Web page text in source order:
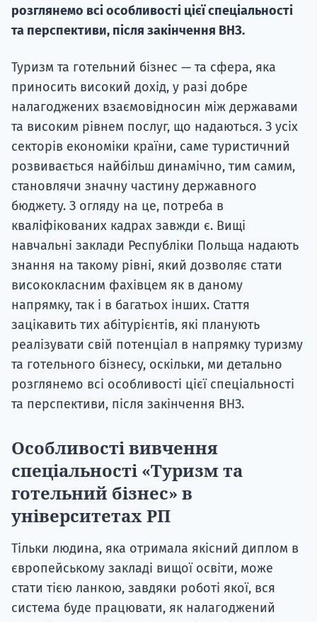
розглянемо всі особливості цієї спеціальності
та перспективи, після закінчення ВНЗ.
Туризм та готельний бізнес — та сфера, яка
приносить високий дохід, у разі добре
налагоджених взаємовідносин між державами
та високим рівнем послуг, що надаються. З усіх
секторів економіки країни, саме туристичний
розвивається найбільш динамічно, тим самим,
становлячи значну частину державного
бюджету. З огляду на це, потреба в
кваліфікованих кадрах завжди є. Вищі
навчальні заклади Республіки Польща надають
знання на такому рівні, який дозволяє стати
висококласним фахівцем як в даному
напрямку, так і в багатьох інших. Стаття
зацікавить тих абітурієнтів, які планують
реалізувати свій потенціал в напрямку туризму
та готельного бізнесу, оскільки, ми детально
розглянемо всі особливості цієї спеціальності
та перспективи, після закінчення ВНЗ.
Особливості вивчення
спеціальності «Туризм та
готельний бізнес» в
університетах РП
Тільки людина, яка отримала якісний диплом в
європейському закладі вищої освіти, може
стати тією ланкою, завдяки роботі якої, вся
система буде працювати, як налагоджений